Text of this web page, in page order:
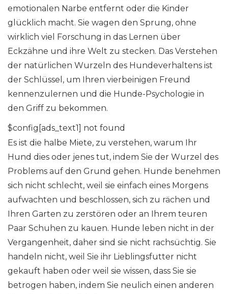
emotionalen Narbe entfernt oder die Kinder
glücklich macht. Sie wagen den Sprung, ohne
wirklich viel Forschung in das Lernen über
Eckzähne und ihre Welt zu stecken. Das Verstehen
der natürlichen Wurzeln des Hundeverhaltens ist
der Schlüssel, um Ihren vierbeinigen Freund
kennenzulernen und die Hunde-Psychologie in
den Griff zu bekommen.
$config[ads_text1] not found
Es ist die halbe Miete, zu verstehen, warum Ihr
Hund dies oder jenes tut, indem Sie der Wurzel des
Problems auf den Grund gehen. Hunde benehmen
sich nicht schlecht, weil sie einfach eines Morgens
aufwachten und beschlossen, sich zu rächen und
Ihren Garten zu zerstören oder an Ihrem teuren
Paar Schuhen zu kauen. Hunde leben nicht in der
Vergangenheit, daher sind sie nicht rachsüchtig. Sie
handeln nicht, weil Sie ihr Lieblingsfutter nicht
gekauft haben oder weil sie wissen, dass Sie sie
betrogen haben, indem Sie neulich einen anderen